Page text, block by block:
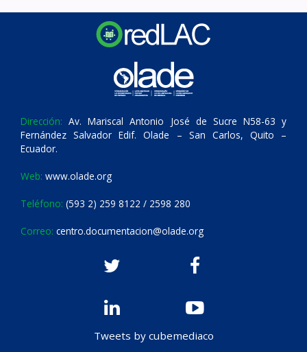
Dirección: Av. Mariscal Antonio José de Sucre N58-63 y
Fernández Salvador Edif. Olade – San Carlos, Quito –
Ecuador.
Web: www.olade.org
Teléfono: (593 2) 259 8122 / 2598 280
Correo: centro.documentacion@olade.org
Tweets by cubemediaco